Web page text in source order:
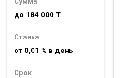
до 184 000 ₸
Ставка
от 0,01 % в день
Срок